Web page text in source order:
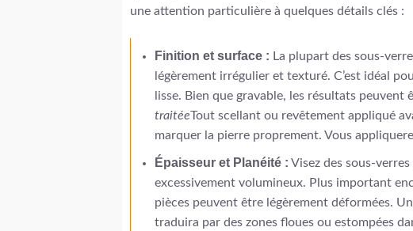
une attention particulière à quelques détails clés :
Finition et surface : La plupart des sous-
légèrement irrégulier et texturé. C’est idéal
lisse. Bien que gravable, les résultats
traitéeTout scellant ou revêtement appliqué
marquer la pierre proprement. Vous
Épaisseur et Planéité : Visez des sous-
excessivement volumineux. Plus important
pièces peuvent être légèrement déformées.
traduira par des zones floues ou estompées